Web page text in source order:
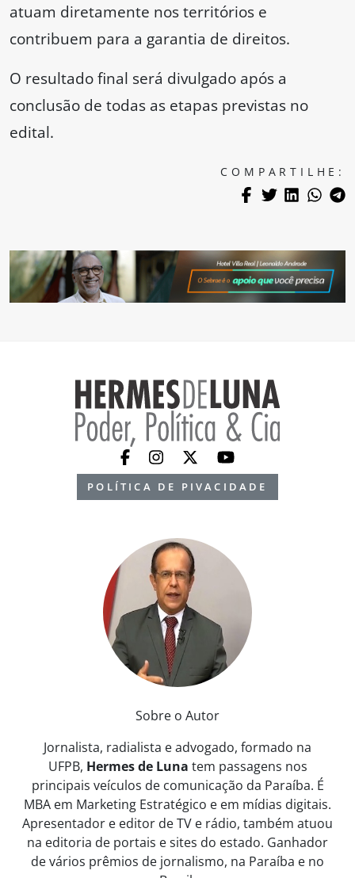
atuam diretamente nos territórios e
contribuem para a garantia de direitos.
O resultado final será divulgado após a
conclusão de todas as etapas previstas no
edital.
COMPARTILHE:
POLÍTICA DE PIVACIDADE
Sobre o Autor
Jornalista, radialista e advogado, formado na
UFPB, Hermes de Luna tem passagens nos
principais veículos de comunicação da Paraíba. É
MBA em Marketing Estratégico e em mídias digitais.
Apresentador e editor de TV e rádio, também atuou
na editoria de portais e sites do estado. Ganhador
de vários prêmios de jornalismo, na Paraíba e no